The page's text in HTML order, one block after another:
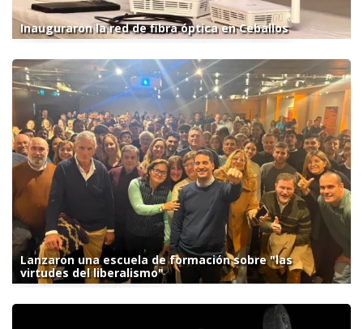
Inauguraron la red de fibra óptica en Ceballos
Lanzaron una escuela de formación sobre "las
virtudes del liberalismo"